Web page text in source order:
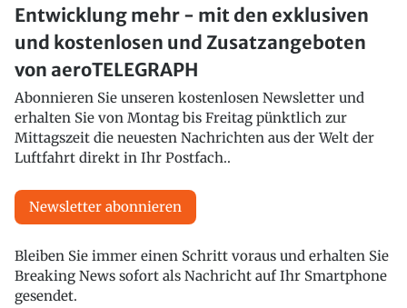
Entwicklung mehr - mit den exklusiven
und kostenlosen und Zusatzangeboten
von aeroTELEGRAPH
Abonnieren Sie unseren kostenlosen Newsletter und
erhalten Sie von Montag bis Freitag pünktlich zur
Mittagszeit die neuesten Nachrichten aus der Welt der
Luftfahrt direkt in Ihr Postfach..
Newsletter abonnieren
Bleiben Sie immer einen Schritt voraus und erhalten Sie
Breaking News sofort als Nachricht auf Ihr Smartphone
gesendet.